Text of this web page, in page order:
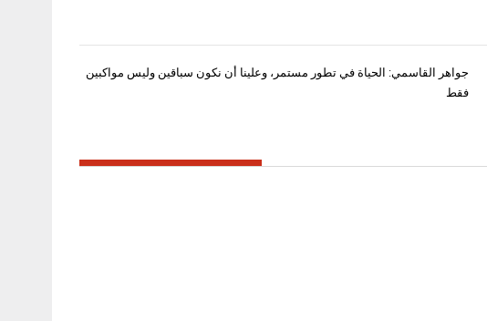
جواهر القاسمي: الحياة في تطور مستمر، وعلينا أن نكون سباقين وليس مواكبين
فقط